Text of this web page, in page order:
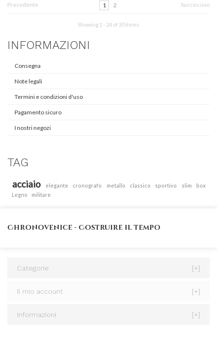
Precedente 1 2 Successivo
Showing 1 - 24 of 30 items
INFORMAZIONI
Consegna
Note legali
Termini e condizioni d'uso
Pagamento sicuro
I nostri negozi
TAG
acciaio elegante cronografo metallo classico sportivo slim
box
Legno
militare
Chronovenice - Costruire il tempo
Categorie [+]
Il mio account [+]
Informazioni [+]